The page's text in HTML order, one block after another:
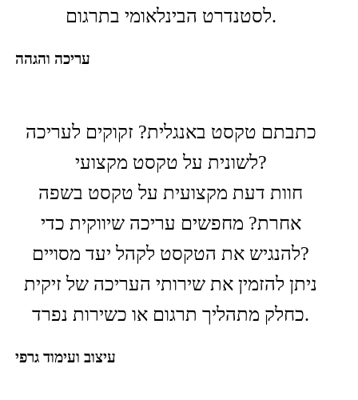
לסטנדרט הבינלאומי בתרגום.
עריכה והגהה
כתבתם טקסט באנגלית? זקוקים לעריכה
לשונית על טקסט מקצועי?
חוות דעת מקצועית על טקסט בשפה
אחרת? מחפשים עריכה שיווקית כדי
להנגיש את הטקסט לקהל יעד מסויים?
ניתן להזמין את שירותי העריכה של זיקית
כחלק מתהליך תרגום או כשירות נפרד.
עיצוב ועימוד גרפי